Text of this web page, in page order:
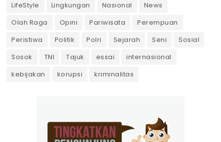
LifeStyle
Lingkungan Nasional
News
Olah Raga
Opini Pariwisata
Perempuan
Peristiwa
Politik Polri Sejarah Seni
Sosial
Sosok
TNI Tajuk essai
internasional
kebijakan
korupsi kriminalitas